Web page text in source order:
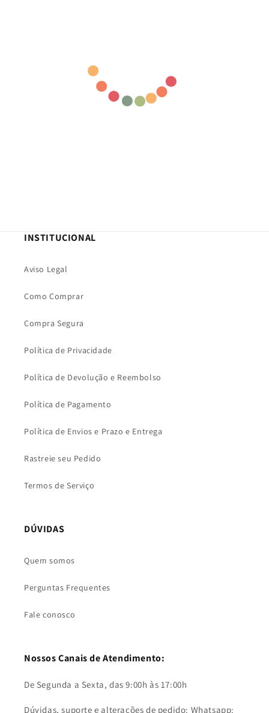
INSTITUCIONAL
Aviso Legal
Como Comprar
Compra Segura
Política de Privacidade
Política de Devolução e Reembolso
Política de Pagamento
Política de Envios e Prazo e Entrega
Rastreie seu Pedido
Termos de Serviço
DÚVIDAS
Quem somos
Perguntas Frequentes
Fale conosco
Nossos Canais de Atendimento:
De Segunda a Sexta, das 9:00h às 17:00h
Dúvidas, suporte e alterações de pedido: Whatsapp: